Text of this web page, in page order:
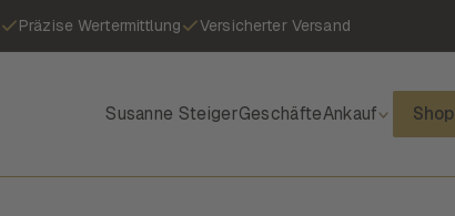
Präzise Wertermittlung Versicherter Versand
Susanne SteigerGeschäfteAnkauf Shop